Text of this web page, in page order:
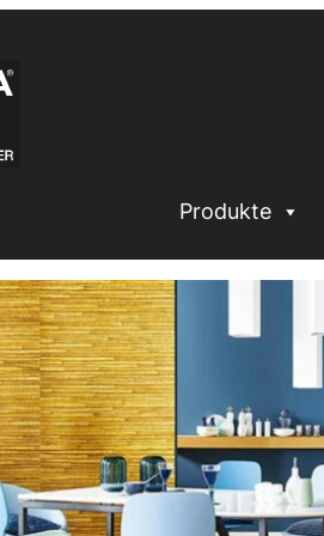
Produkte